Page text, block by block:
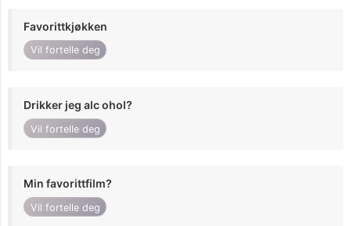
Favorittkjøkken
Vil fortelle deg
Drikker jeg alc ohol?
Vil fortelle deg
Min favorittfilm?
Vil fortelle deg